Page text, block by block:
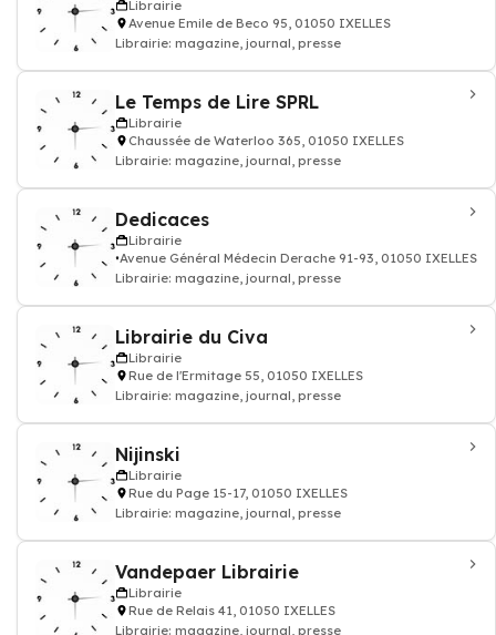
Librairie
Avenue Emile de Beco 95, 01050 IXELLES
Librairie: magazine, journal, presse
Le Temps de Lire SPRL
Librairie
Chaussée de Waterloo 365, 01050 IXELLES
Librairie: magazine, journal, presse
Dedicaces
Librairie
Avenue Général Médecin Derache 91-93, 01050 IXELLES
Librairie: magazine, journal, presse
Librairie du Civa
Librairie
Rue de l'Ermitage 55, 01050 IXELLES
Librairie: magazine, journal, presse
Nijinski
Librairie
Rue du Page 15-17, 01050 IXELLES
Librairie: magazine, journal, presse
Vandepaer Librairie
Librairie
Rue de Relais 41, 01050 IXELLES
Librairie: magazine, journal, presse